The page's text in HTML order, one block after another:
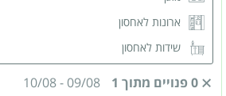
ארונות לאחסון
שידות לאחסון
0 פנויים מתוך 1 09/08
-
10/08